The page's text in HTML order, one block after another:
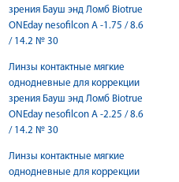
зрения Бауш энд Ломб Biotrue
ONEday nesofilcon A -1.75 / 8.6
/ 14.2 № 30
Линзы контактные мягкие
однодневные для коррекции
зрения Бауш энд Ломб Biotrue
ONEday nesofilcon A -2.25 / 8.6
/ 14.2 № 30
Линзы контактные мягкие
однодневные для коррекции